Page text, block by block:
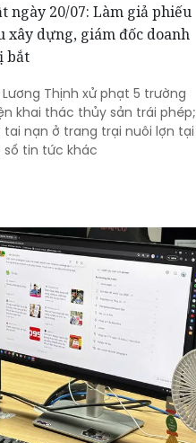
ngày 20/07: Làm giả phiếu
dựng, giám đốc doanh
bắt
Thịnh xử phạt 5 trường
khai thác thủy sản trái phép;
tai nạn ở trang trại nuôi lợn tại
số tin tức khác